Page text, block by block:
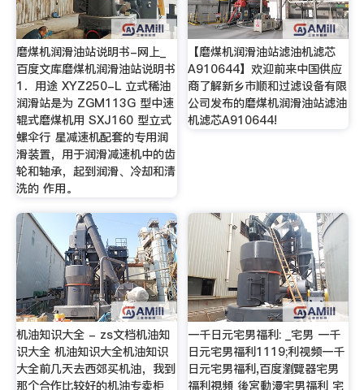
磨煤机润滑油站说明书-网上_
百度文库磨煤机润滑油站说明书
1．用途 XYZ250-L 立式稀油
润滑站是为 ZGM113G 型中速
辊式磨煤机用 SXJ160 型立式
螺伞行 星减速机配套的专用润
滑装置，用于润滑减速机中的齿
轮和轴承，起到润滑、冷却和清
洗的 作用。
【磨煤机润滑油站滤油机滤芯
A910644】欢迎前来中国供应
商了解新乡市顺和过滤设备有限
公司发布的磨煤机润滑油站滤油
机滤芯A910644!
机油知识大全 - zs文档机油知
识大全 机油知识大全机油知识
大全前几天去西郊买机油，我到
那个合作比较好的机油专卖柜
一千日元宅男福利: _宅男 一千
日元宅男福利1119;利视频一千
日元宅男福利,百度瀏覽器宅男
福利視頻 後宮動漫宅男福利 宅